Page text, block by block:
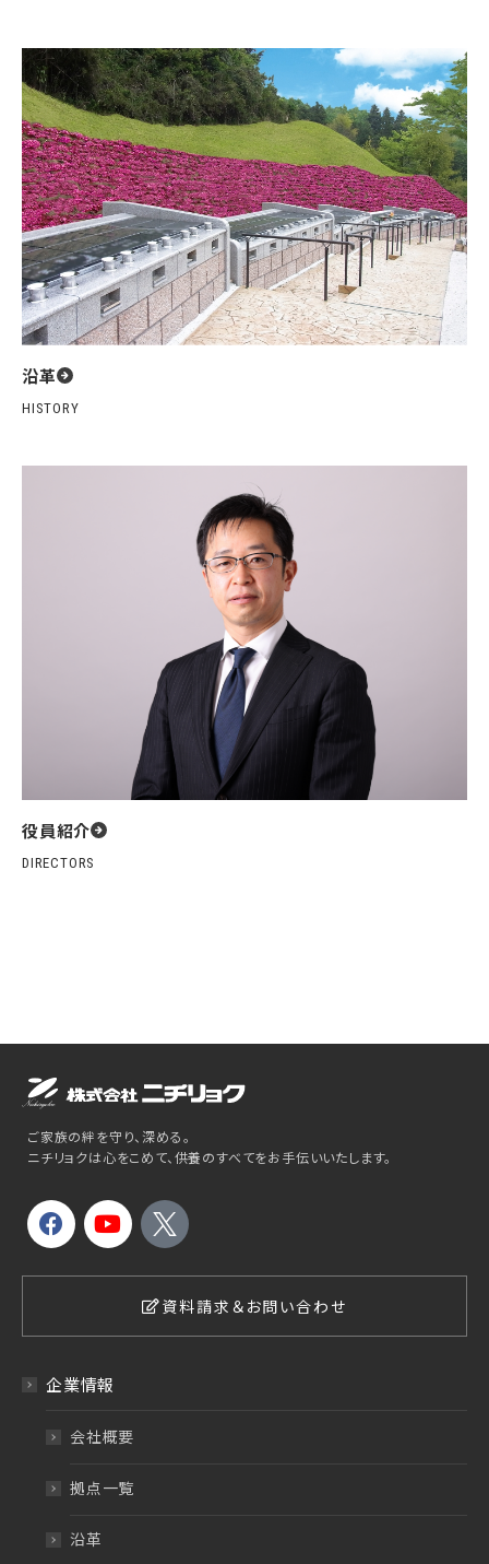
沿革
HISTORY
役員紹介
DIRECTORS
ご家族の絆を守り、深める。
ニチリョクは心をこめて、供養のすべてをお手伝いいたします。
資料請求＆お問い合わせ
企業情報
会社概要
拠点一覧
沿革